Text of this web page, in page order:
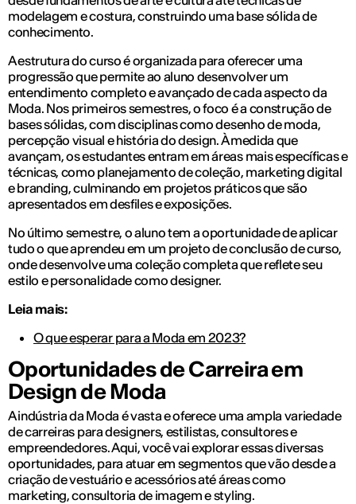
modelagem e costura, construindo uma base sólida de
conhecimento.
A estrutura do curso é organizada para oferecer uma
progressão que permite ao aluno desenvolver um
entendimento completo e avançado de cada aspecto da
Moda. Nos primeiros semestres, o foco é a construção de
bases sólidas, com disciplinas como desenho de moda,
percepção visual e história do design. À medida que
avançam, os estudantes entram em áreas mais específicas e
técnicas, como planejamento de coleção, marketing digital
e branding, culminando em projetos práticos que são
apresentados em desfiles e exposições.
No último semestre, o aluno tem a oportunidade de aplicar
tudo o que aprendeu em um projeto de conclusão de curso,
onde desenvolve uma coleção completa que reflete seu
estilo e personalidade como designer.
Leia mais:
O que esperar para a Moda em 2023?
Oportunidades de Carreira em
Design de Moda
A indústria da Moda é vasta e oferece uma ampla variedade
de carreiras para designers, estilistas, consultores e
empreendedores. Aqui, você vai explorar essas diversas
oportunidades, para atuar em segmentos que vão desde a
criação de vestuário e acessórios até áreas como
marketing, consultoria de imagem e styling.